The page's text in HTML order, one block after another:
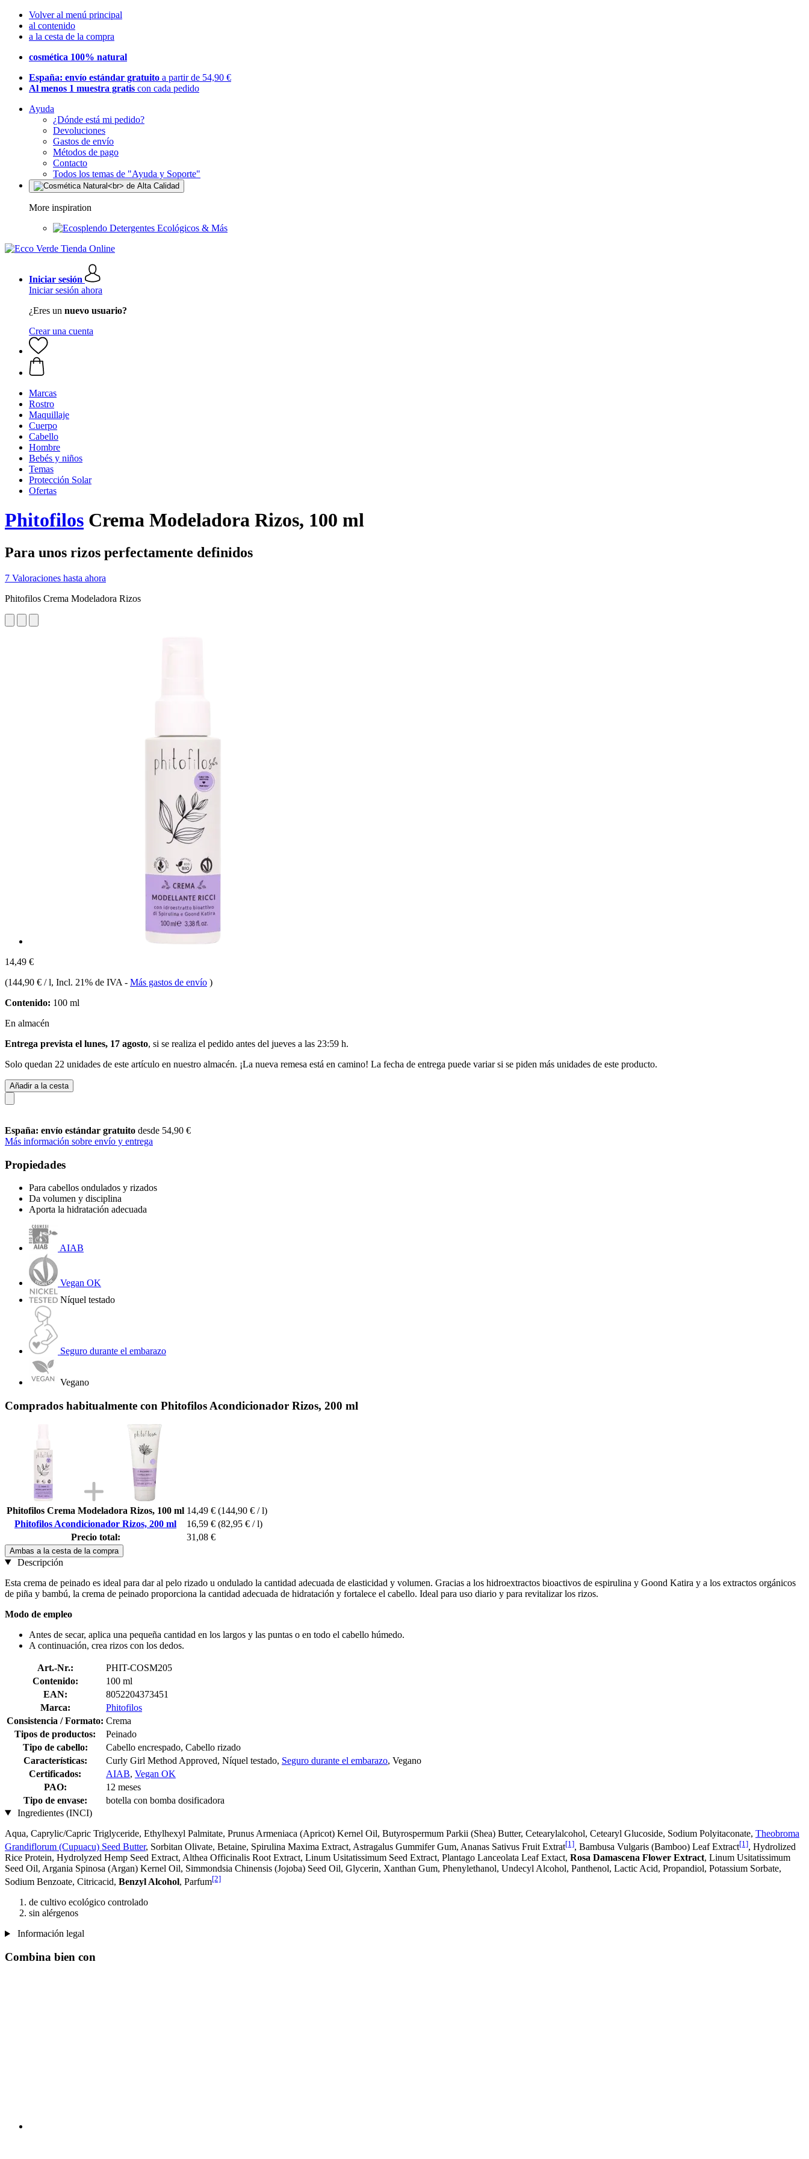
Volver al menú principal
al contenido
a la cesta de la compra
cosmética 100% natural
España: envío estándar gratuito a partir de 54,90 €
Al menos 1 muestra gratis con cada pedido
Ayuda
¿Dónde está mi pedido?
Devoluciones
Gastos de envío
Métodos de pago
Contacto
Todos los temas de "Ayuda y Soporte"
More inspiration
Detergentes Ecológicos & Más
Iniciar sesión
Iniciar sesión ahora
¿Eres un nuevo usuario?
Crear una cuenta
Marcas
Rostro
Maquillaje
Cuerpo
Cabello
Hombre
Bebés y niños
Temas
Protección Solar
Ofertas
Phitofilos Crema Modeladora Rizos, 100 ml
Para unos rizos perfectamente definidos
7 Valoraciones hasta ahora
Phitofilos Crema Modeladora Rizos
14,49 €
(144,90 € / l, Incl. 21% de IVA - Más gastos de envío )
Contenido: 100 ml
En almacén
Entrega prevista el lunes, 17 agosto, si se realiza el pedido antes del jueves a las 23:59 h.
Solo quedan 22 unidades de este artículo en nuestro almacén. ¡La nueva remesa está en camino! La fecha de entrega puede variar si se piden más unidades de este producto.
Añadir a la cesta
España: envío estándar gratuito desde 54,90 €
Más información sobre envío y entrega
Propiedades
Para cabellos ondulados y rizados
Da volumen y disciplina
Aporta la hidratación adecuada
AIAB
Vegan OK
Níquel testado
Seguro durante el embarazo
Vegano
Comprados habitualmente con Phitofilos Acondicionador Rizos, 200 ml
Phitofilos Crema Modeladora Rizos, 100 ml 14,49 € (144,90 € / l)
Phitofilos Acondicionador Rizos, 200 ml
16,59 € (82,95 € / l)
Precio total:
31,08 €
Ambas a la cesta de la compra
Descripción
Esta crema de peinado es ideal para dar al pelo rizado u ondulado la cantidad adecuada de elasticidad y volumen. Gracias a los hidroextractos bioactivos de espirulina y Goond Katira y a los extractos orgánicos
de piña y bambú, la crema de peinado proporciona la cantidad adecuada de hidratación y fortalece el cabello. Ideal para uso diario y para revitalizar los rizos.
Modo de empleo
Antes de secar, aplica una pequeña cantidad en los largos y las puntas o en todo el cabello húmedo.
A continuación, crea rizos con los dedos.
Art.-Nr.:
PHIT-COSM205
Contenido:
100 ml
EAN:
8052204373451
Marca:
Phitofilos
Consistencia / Formato: Crema
Tipos de productos:
Peinado
Tipo de cabello:
Cabello encrespado, Cabello rizado
Características:
Curly Girl Method Approved, Níquel testado, Seguro durante el embarazo, Vegano
Certificados:
AIAB, Vegan OK
PAO:
12 meses
Tipo de envase:
botella con bomba dosificadora
Ingredientes (INCI)
Aqua, Caprylic/Capric Triglyceride, Ethylhexyl Palmitate, Prunus Armeniaca (Apricot) Kernel Oil, Butyrospermum Parkii (Shea) Butter, Cetearylalcohol, Cetearyl Glucoside, Sodium Polyitaconate, Theobroma
Grandiflorum (Cupuacu) Seed Butter, Sorbitan Olivate, Betaine, Spirulina Maxima Extract, Astragalus Gummifer Gum, Ananas Sativus Fruit Extrat[1], Bambusa Vulgaris (Bamboo) Leaf Extract[1], Hydrolized
Rice Protein, Hydrolyzed Hemp Seed Extract, Althea Officinalis Root Extract, Linum Usitatissimum Seed Extract, Plantago Lanceolata Leaf Extact, Rosa Damascena Flower Extract, Linum Usitatissimum
Seed Oil, Argania Spinosa (Argan) Kernel Oil, Simmondsia Chinensis (Jojoba) Seed Oil, Glycerin, Xanthan Gum, Phenylethanol, Undecyl Alcohol, Panthenol, Lactic Acid, Propandiol, Potassium Sorbate,
Sodium Benzoate, Citricacid, Benzyl Alcohol, Parfum[2]
de cultivo ecológico controlado
sin alérgenos
Información legal
Combina bien con